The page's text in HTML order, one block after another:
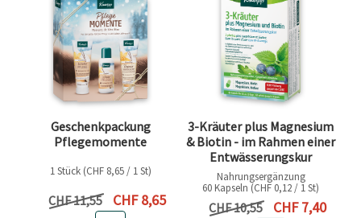
Geschenkpackung
Pflegemomente
1 Stück (CHF 8,65 / 1 St)
Vorheriger Preis
CHF 11,55 Aktueller Preis
CHF 8,65
3-Kräuter plus Magnesium
& Biotin - im Rahmen einer
Entwässerungskur
Nahrungsergänzung
60 Kapseln (CHF 0,12 / 1 St)
Vorheriger Preis
CHF 10,55 Aktueller Preis
CHF 7,40